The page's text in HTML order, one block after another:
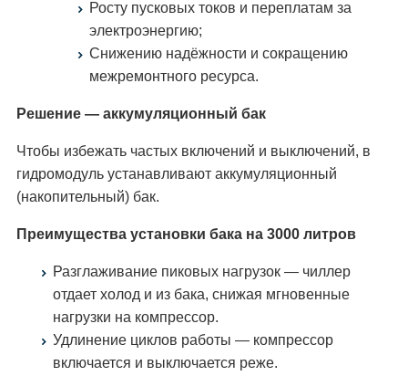
Росту пусковых токов и переплатам за
электроэнергию;
Снижению надёжности и сокращению
межремонтного ресурса.
Решение — аккумуляционный бак
Чтобы избежать частых включений и выключений, в
гидромодуль устанавливают аккумуляционный
(накопительный) бак.
Преимущества установки бака на 3000 литров
Разглаживание пиковых нагрузок — чиллер
отдает холод и из бака, снижая мгновенные
нагрузки на компрессор.
Удлинение циклов работы — компрессор
включается и выключается реже.